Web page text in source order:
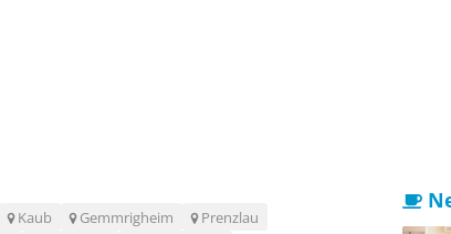
Kaub Gemmrigheim
Prenzlau